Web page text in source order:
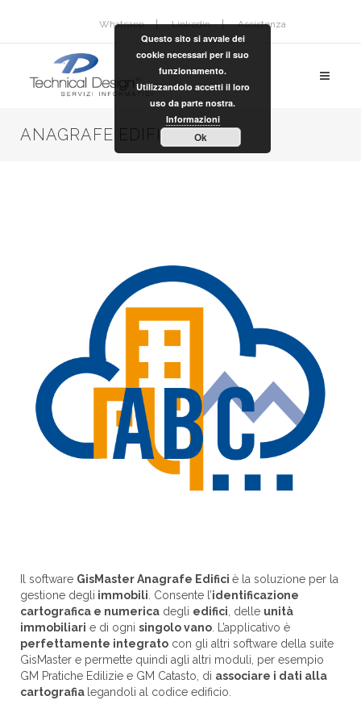
Whatsapp Linkedin Assistenza
ANAGRAFE EDIFICI
Il software GisMaster Anagrafe Edifici è la soluzione per la
gestione degli immobili . Consente l’identificazione
cartografica e numerica degli edifici , delle unità
immobiliari e di ogni singolo vano . L’applicativo è
perfettamente integrato con gli altri software della suite
GisMaster e permette quindi agli altri moduli, per esempio
GM Pratiche Edilizie e GM Catasto, di associare i dati alla
cartografia legandoli al codice edificio.
Questo sito si avvale dei
cookie necessari per il suo
funzionamento.
Utilizzandolo accetti il loro
uso da parte nostra.
Informazioni
Ok